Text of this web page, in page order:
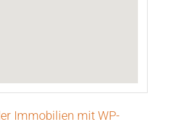
Immobilien mit WP-